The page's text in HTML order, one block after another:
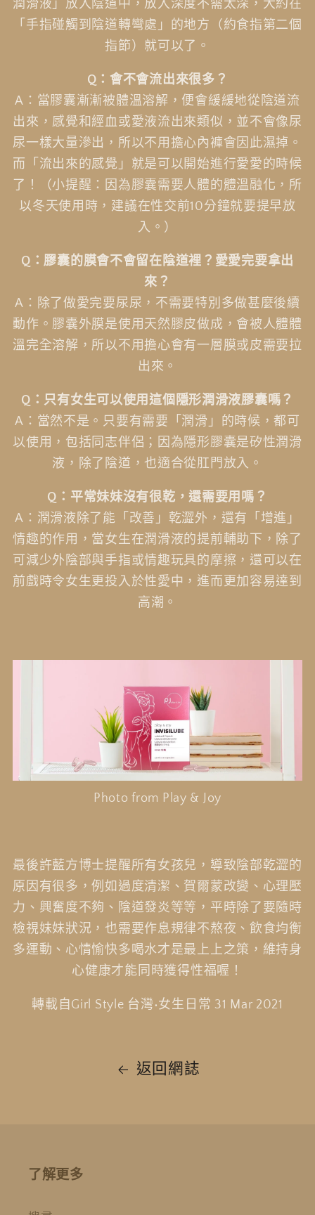
潤滑液」放入陰道中，放入深度不需太深，大約在
「手指碰觸到陰道轉彎處」的地方（約食指第二個
指節）就可以了。
Q ：會不會流出來很多？
A：當膠囊漸漸被體溫溶解，便會緩緩地從陰道流
出來，感覺和經血或愛液流出來類似，並不會像尿
尿一樣大量滲出，所以不用擔心內褲會因此濕掉。
而「流出來的感覺」就是可以開始進行愛愛的時候
了！（小提醒：因為膠囊需要人體的體溫融化，所
以冬天使用時，建議在性交前10分鐘就要提早放
入。）
Q ：膠囊的膜會不會留在陰道裡？愛愛完要拿出
來？
A：除了做愛完要尿尿，不需要特別多做甚麼後續
動作。膠囊外膜是使用天然膠皮做成，會被人體體
溫完全溶解，所以不用擔心會有一層膜或皮需要拉
出來。
Q：只有女生可以使用這個隱形潤滑液膠囊嗎？
A：當然不是。只要有需要「潤滑」的時候，都可
以使用，包括同志伴侶；因為隱形膠囊是矽性潤滑
液，除了陰道，也適合從肛門放入。
Q ：平常妹妹沒有很乾，還需要用嗎？
A：潤滑液除了能「改善」乾澀外，還有「增進」
情趣的作用，當女生在潤滑液的提前輔助下，除了
可減少外陰部與手指或情趣玩具的摩擦，還可以在
前戲時令女生更投入於性愛中，進而更加容易達到
高潮。
Photo from Play & Joy
最後許藍方博士提醒所有女孩兒，導致陰部乾澀的
原因有很多，例如過度清潔、賀爾蒙改變、心理壓
力、興奮度不夠、陰道發炎等等，平時除了要隨時
檢視妹妹狀況，也需要作息規律不熬夜、飲食均衡
多運動、心情愉快多喝水才是最上上之策，維持身
心健康才能同時獲得性福喔！
轉載自Girl Style 台灣•女生日常 31 Mar 2021
返回網誌
了解更多